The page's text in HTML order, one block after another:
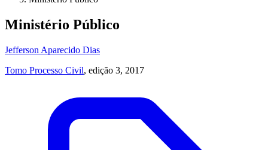
Ministério Público
Jefferson Aparecido Dias
Tomo Processo Civil, edição 3, 2017